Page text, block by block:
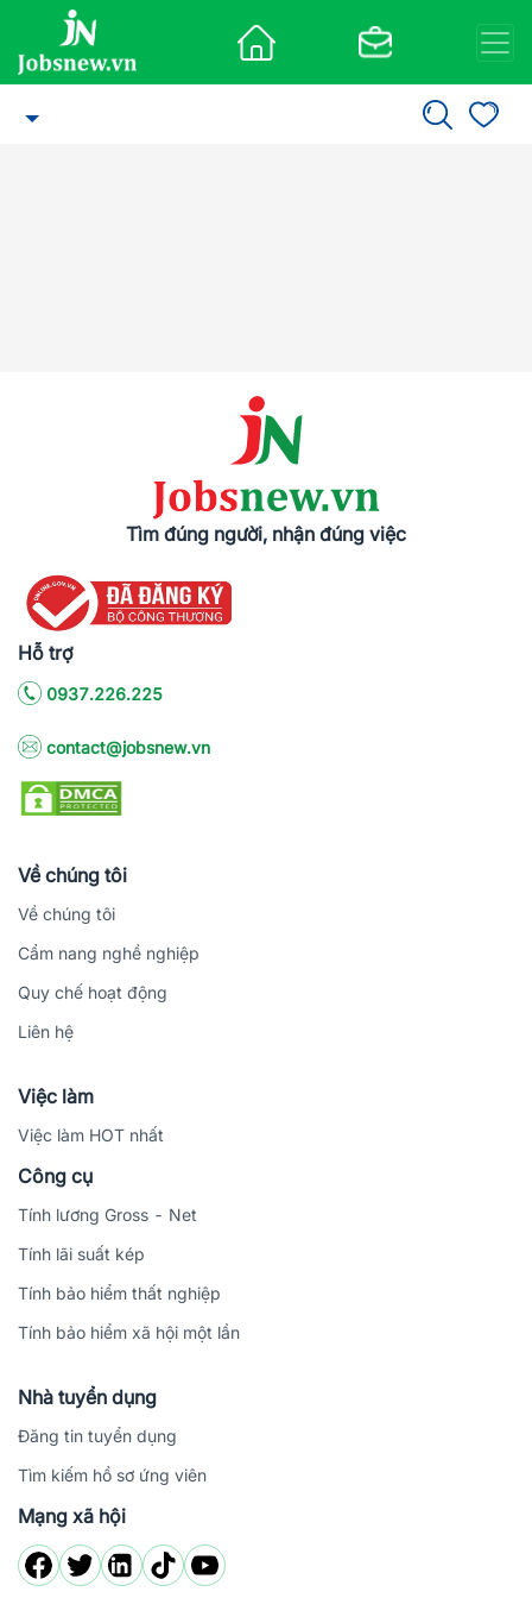
Tìm đúng người, nhận đúng việc
Hỗ trợ
0937.226.225
contact@jobsnew.vn
Về chúng tôi
Về chúng tôi
Cẩm nang nghề nghiệp
Quy chế hoạt động
Liên hệ
Việc làm
Việc làm HOT nhất
Công cụ
Tính lương Gross - Net
Tính lãi suất kép
Tính bảo hiểm thất nghiệp
Tính bảo hiểm xã hội một lần
Nhà tuyển dụng
Đăng tin tuyển dụng
Tìm kiếm hồ sơ ứng viên
Mạng xã hội